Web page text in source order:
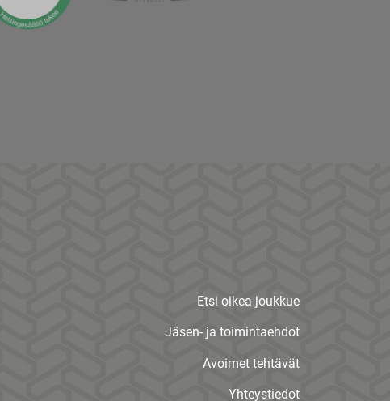
Etsi oikea joukkue
Jäsen- ja toimintaehdot
Avoimet tehtävät
Yhteystiedot